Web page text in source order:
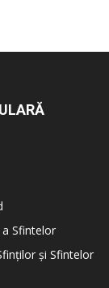
Sfintelor
și Sfintelor